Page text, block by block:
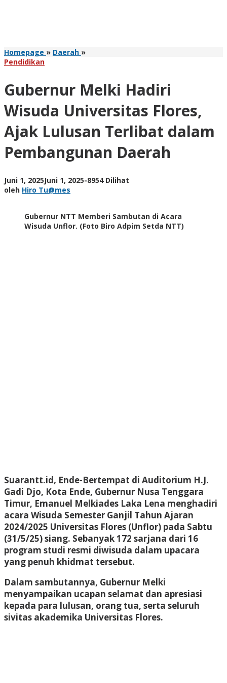
Homepage » Daerah »Gubernur
Universitas
Ajak
Lulusan
Terlibat
dalam
Pembangunan
Daerah
Pendidikan
Gubernur Melki Hadiri
Wisuda Universitas Flores,
Ajak Lulusan Terlibat dalam
Pembangunan Daerah
Juni 1, 2025Juni 1, 2025oleh
-8954 Dilihat
oleh Hiro Tu@mes
Gubernur NTT Memberi Sambutan di Acara
Wisuda Unflor. (Foto Biro Adpim Setda NTT)
Suarantt.id, Ende-Bertempat di Auditorium H.J.
Gadi Djo, Kota Ende, Gubernur Nusa Tenggara
Timur, Emanuel Melkiades Laka Lena menghadiri
acara Wisuda Semester Ganjil Tahun Ajaran
2024/2025 Universitas Flores (Unflor) pada Sabtu
(31/5/25) siang. Sebanyak 172 sarjana dari 16
program studi resmi diwisuda dalam upacara
yang penuh khidmat tersebut.
Dalam sambutannya, Gubernur Melki
menyampaikan ucapan selamat dan apresiasi
kepada para lulusan, orang tua, serta seluruh
sivitas akademika Universitas Flores.